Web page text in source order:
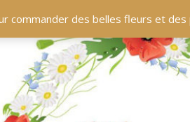
commander des belles fleurs et